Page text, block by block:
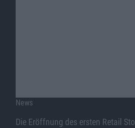
News
Die Eröffnung des ersten Retail